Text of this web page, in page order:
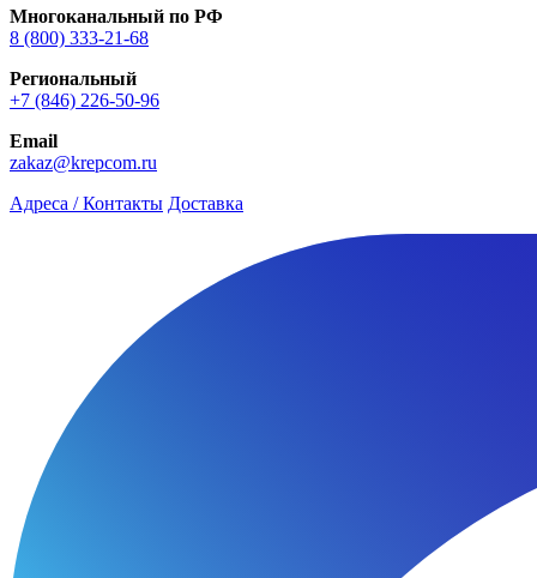
Многоканальный по РФ
8 (800) 333‑21-68
Региональный
+7 (846) 226-50-96
Email
zakaz@krepcom.ru
Адреса / Контакты Доставка